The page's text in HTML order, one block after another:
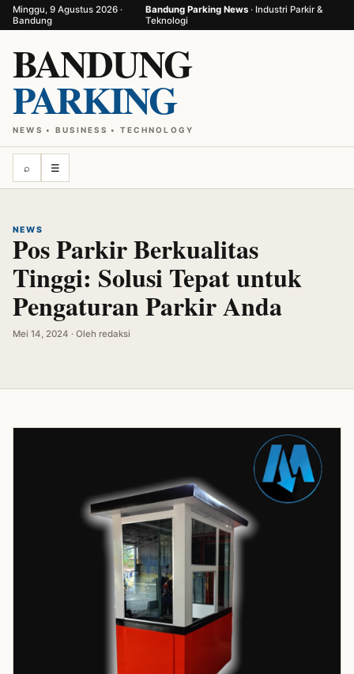
Minggu, 9 Agustus 2026 ·
Bandung
Bandung Parking News · Industri Parkir &
Teknologi
BANDUNG
PARKING
NEWS • BUSINESS • TECHNOLOGY
⌕ ☰
NEWS
Pos Parkir Berkualitas
Tinggi: Solusi Tepat untuk
Pengaturan Parkir Anda
Mei 14, 2024 · Oleh redaksi